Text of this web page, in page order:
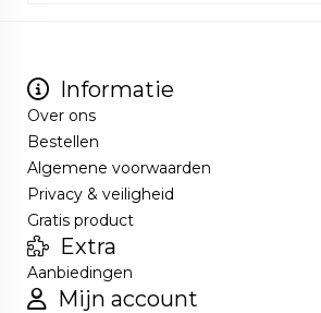
Informatie
Over ons
Bestellen
Algemene voorwaarden
Privacy & veiligheid
Gratis product
Extra
Aanbiedingen
Mijn account